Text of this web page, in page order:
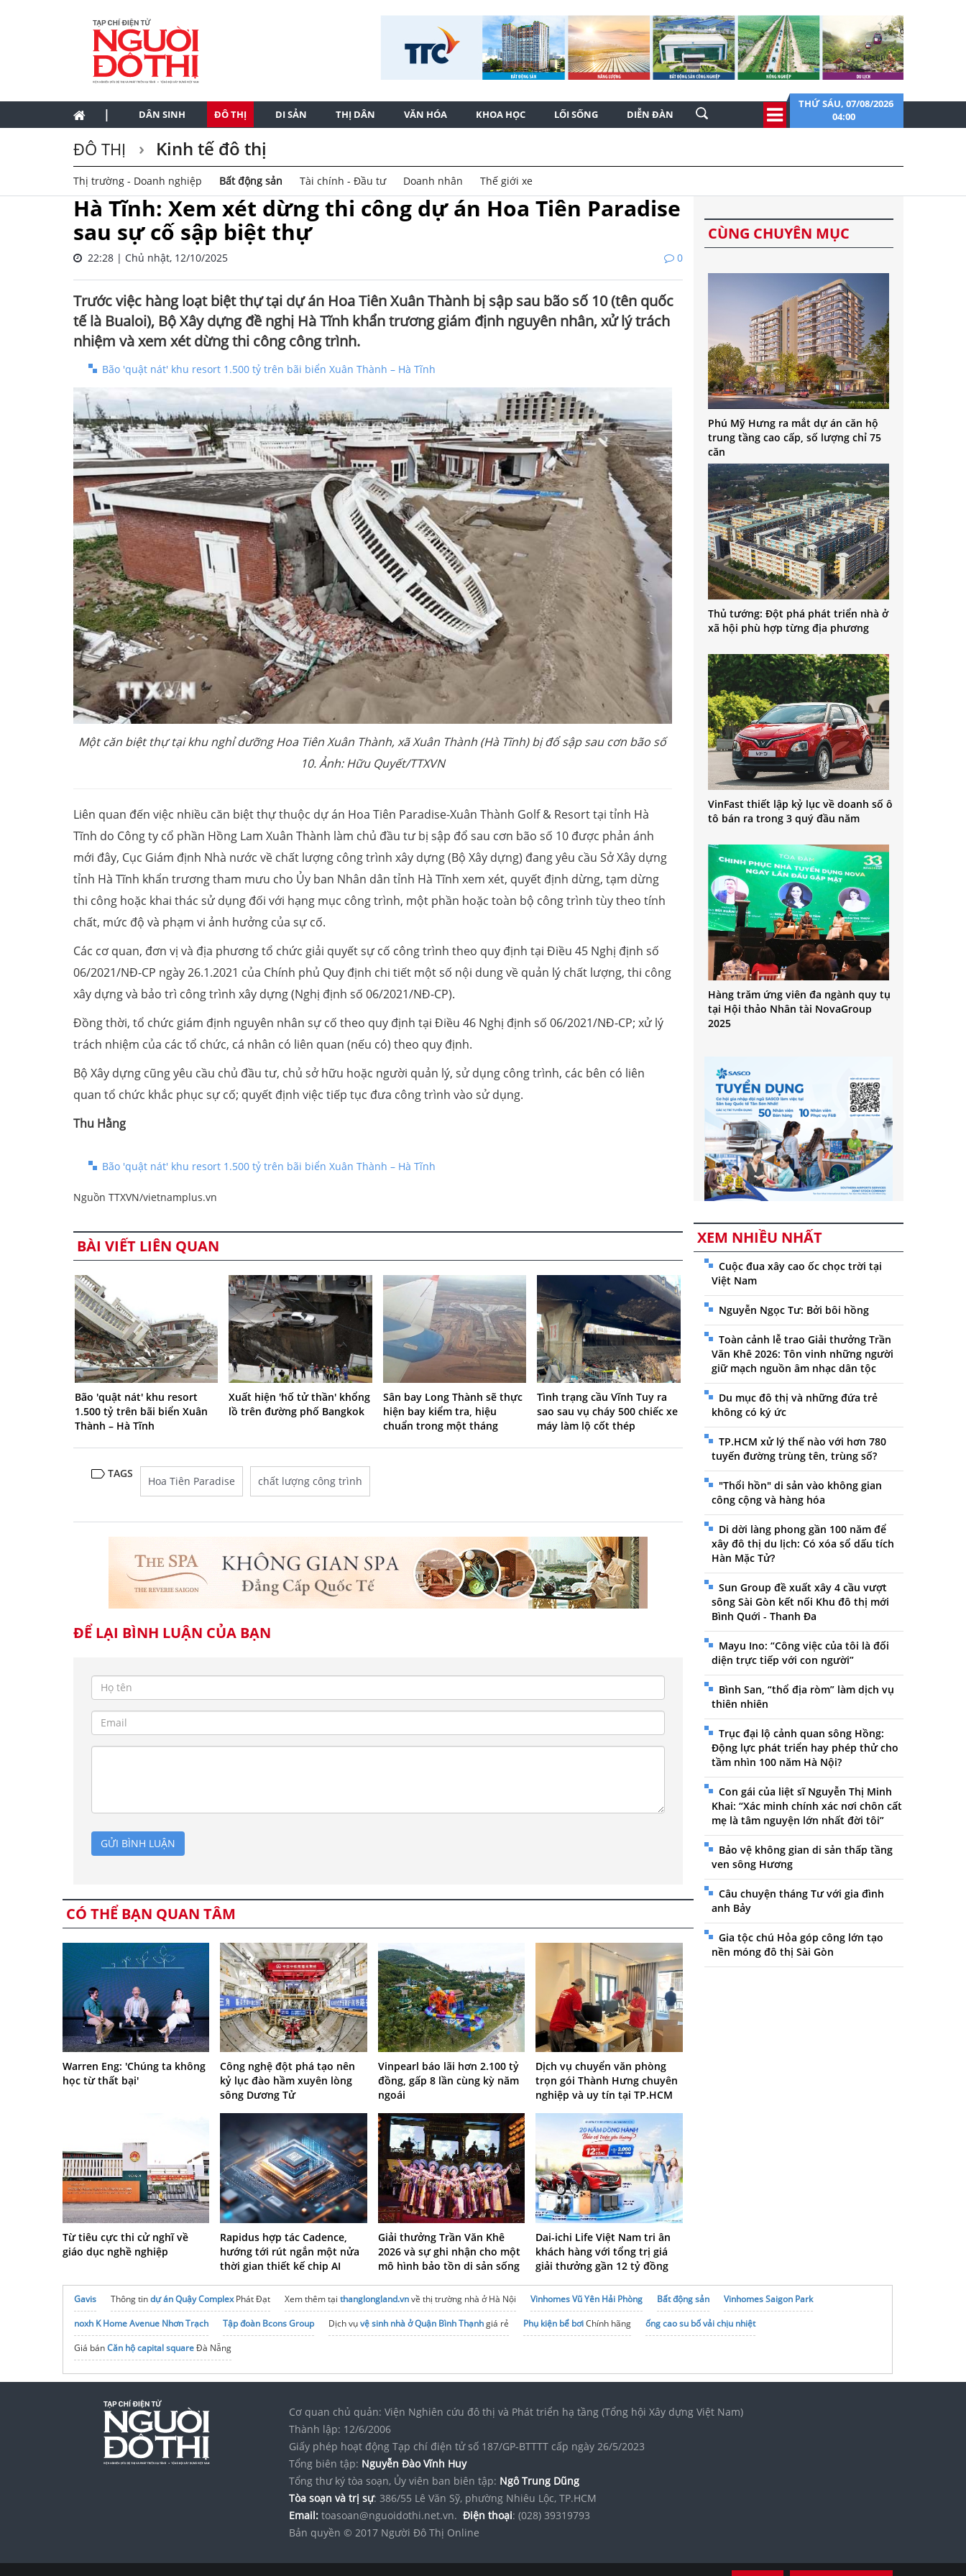
| DÂN SINH ĐÔ THỊ DI SẢN THỊ DÂN VĂN HÓA KHOA HỌC LỐI SỐNG DIỄN ĐÀN
THỨ SÁU, 07/08/2026
04:00
ĐÔ THỊ Kinh tế đô thị
Thị trường - Doanh nghiệp Bất động sản Tài chính - Đầu tư Doanh nhân Thế giới xe
Hà Tĩnh: Xem xét dừng thi công dự án Hoa Tiên Paradise
sau sự cố sập biệt thự
22:28 | Chủ nhật, 12/10/2025 0
Trước việc hàng loạt biệt thự tại dự án Hoa Tiên Xuân Thành bị sập sau bão số 10 (tên quốc
tế là Bualoi), Bộ Xây dựng đề nghị Hà Tĩnh khẩn trương giám định nguyên nhân, xử lý trách
nhiệm và xem xét dừng thi công công trình.
Bão 'quật nát' khu resort 1.500 tỷ trên bãi biển Xuân Thành – Hà Tĩnh
Một căn biệt thự tại khu nghỉ dưỡng Hoa Tiên Xuân Thành, xã Xuân Thành (Hà Tĩnh) bị đổ sập sau cơn bão số
10. Ảnh: Hữu Quyết/TTXVN
Liên quan đến việc nhiều căn biệt thự thuộc dự án Hoa Tiên Paradise-Xuân Thành Golf & Resort tại tỉnh Hà
Tĩnh do Công ty cổ phần Hồng Lam Xuân Thành làm chủ đầu tư bị sập đổ sau cơn bão số 10 được phản ánh
mới đây, Cục Giám định Nhà nước về chất lượng công trình xây dựng (Bộ Xây dựng) đang yêu cầu Sở Xây dựng
tỉnh Hà Tĩnh khẩn trương tham mưu cho Ủy ban Nhân dân tỉnh Hà Tĩnh xem xét, quyết định dừng, tạm dừng
thi công hoặc khai thác sử dụng đối với hạng mục công trình, một phần hoặc toàn bộ công trình tùy theo tính
chất, mức độ và phạm vi ảnh hưởng của sự cố.
Các cơ quan, đơn vị và địa phương tổ chức giải quyết sự cố công trình theo quy định tại Điều 45 Nghị định số
06/2021/NĐ-CP ngày 26.1.2021 của Chính phủ Quy định chi tiết một số nội dung về quản lý chất lượng, thi công
xây dựng và bảo trì công trình xây dựng (Nghị định số 06/2021/NĐ-CP).
Đồng thời, tổ chức giám định nguyên nhân sự cố theo quy định tại Điều 46 Nghị định số 06/2021/NĐ-CP; xử lý
trách nhiệm của các tổ chức, cá nhân có liên quan (nếu có) theo quy định.
Bộ Xây dựng cũng yêu cầu chủ đầu tư, chủ sở hữu hoặc người quản lý, sử dụng công trình, các bên có liên
quan tổ chức khắc phục sự cố; quyết định việc tiếp tục đưa công trình vào sử dụng.
Thu Hằng
Bão 'quật nát' khu resort 1.500 tỷ trên bãi biển Xuân Thành – Hà Tĩnh
Nguồn TTXVN/vietnamplus.vn
BÀI VIẾT LIÊN QUAN
Bão 'quật nát' khu resort
1.500 tỷ trên bãi biển Xuân
Thành – Hà Tĩnh
Xuất hiện 'hố tử thần' khổng
lồ trên đường phố Bangkok
Sân bay Long Thành sẽ thực
hiện bay kiểm tra, hiệu
chuẩn trong một tháng
Tình trạng cầu Vĩnh Tuy ra
sao sau vụ cháy 500 chiếc xe
máy làm lộ cốt thép
TAGS
Hoa Tiên Paradise chất lượng công trình
ĐỂ LẠI BÌNH LUẬN CỦA BẠN
GỬI BÌNH LUẬN
CÓ THỂ BẠN QUAN TÂM
Warren Eng: 'Chúng ta không
học từ thất bại'
Công nghệ đột phá tạo nên
kỷ lục đào hầm xuyên lòng
sông Dương Tử
Vinpearl báo lãi hơn 2.100 tỷ
đồng, gấp 8 lần cùng kỳ năm
ngoái
Dịch vụ chuyển văn phòng
trọn gói Thành Hưng chuyên
nghiệp và uy tín tại TP.HCM
Từ tiêu cực thi cử nghĩ về
giáo dục nghề nghiệp
Rapidus hợp tác Cadence,
hướng tới rút ngắn một nửa
thời gian thiết kế chip AI
Giải thưởng Trần Văn Khê
2026 và sự ghi nhận cho một
mô hình bảo tồn di sản sống
Dai-ichi Life Việt Nam tri ân
khách hàng với tổng trị giá
giải thưởng gần 12 tỷ đồng
CÙNG CHUYÊN MỤC
Phú Mỹ Hưng ra mắt dự án căn hộ
trung tầng cao cấp, số lượng chỉ 75
căn
Thủ tướng: Đột phá phát triển nhà ở
xã hội phù hợp từng địa phương
VinFast thiết lập kỷ lục về doanh số ô
tô bán ra trong 3 quý đầu năm
Hàng trăm ứng viên đa ngành quy tụ
tại Hội thảo Nhân tài NovaGroup
2025
XEM NHIỀU NHẤT
Cuộc đua xây cao ốc chọc trời tại
Việt Nam
Nguyễn Ngọc Tư: Bởi bôi hồng
Toàn cảnh lễ trao Giải thưởng Trần
Văn Khê 2026: Tôn vinh những người
giữ mạch nguồn âm nhạc dân tộc
Du mục đô thị và những đứa trẻ
không có ký ức
TP.HCM xử lý thế nào với hơn 780
tuyến đường trùng tên, trùng số?
"Thổi hồn" di sản vào không gian
công cộng và hàng hóa
Di dời làng phong gần 100 năm để
xây đô thị du lịch: Có xóa sổ dấu tích
Hàn Mặc Tử?
Sun Group đề xuất xây 4 cầu vượt
sông Sài Gòn kết nối Khu đô thị mới
Bình Quới - Thanh Đa
Mayu Ino: “Công việc của tôi là đối
diện trực tiếp với con người”
Bình San, “thổ địa ròm” làm dịch vụ
thiên nhiên
Trục đại lộ cảnh quan sông Hồng:
Động lực phát triển hay phép thử cho
tầm nhìn 100 năm Hà Nội?
Con gái của liệt sĩ Nguyễn Thị Minh
Khai: “Xác minh chính xác nơi chôn cất
mẹ là tâm nguyện lớn nhất đời tôi”
Bảo vệ không gian di sản thấp tầng
ven sông Hương
Câu chuyện tháng Tư với gia đình
anh Bảy
Gia tộc chú Hỏa góp công lớn tạo
nền móng đô thị Sài Gòn
Gavis Thông tindự án Quậy ComplexPhát Đạt Xem thêm tại thanglongland.vnvề thị trường nhà ở Hà Nội Vinhomes Vũ Yên Hải Phòng Bất động sản
Vinhomes Saigon Park
noxh K Home Avenue Nhơn Trạch
Tập đoàn Bcons Group Dịch vụvệ sinh nhà ở Quận Bình Thạnhgiá rẻ Phụ kiện bể bơiChính hãng
ống cao su bố vải chịu nhiệt
Giá bánCăn hộ capital squareĐà Nẵng
Cơ quan chủ quản: Viện Nghiên cứu đô thị và Phát triển hạ tầng (Tổng hội Xây dựng Việt Nam)
Thành lập: 12/6/2006
Giấy phép hoạt động Tạp chí điện tử số 187/GP-BTTTT cấp ngày 26/5/2023
Tổng biên tập: Nguyễn Đào Vĩnh Huy
Tổng thư ký tòa soạn, Ủy viên ban biên tập: Ngô Trung Dũng
Tòa soạn và trị sự: 386/55 Lê Văn Sỹ, phường Nhiêu Lộc, TP.HCM
Email: toasoan@nguoidothi.net.vn. Điện thoại: (028) 39319793
Bản quyền © 2017 Người Đô Thị Online